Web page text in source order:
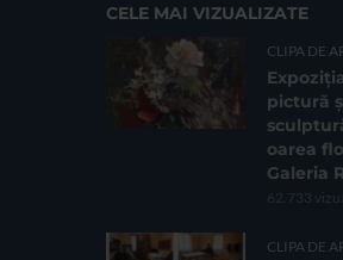
CELE MAI VIZUALIZATE
CLIPA DE
pictură
oarea
Galeria
62.733
CLIPA DE